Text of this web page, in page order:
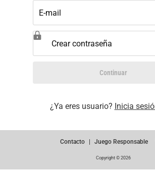
E-mail
Crear contraseña
Continuar
¿Ya eres usuario? Inicia
Contacto | Juego Responsable
Copyright © 2026